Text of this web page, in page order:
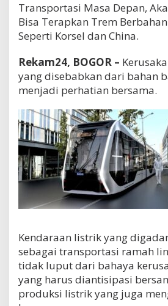
Transportasi Masa Depan,
Bisa Terapkan Trem
Seperti Korsel dan China.
Rekam24, BOGOR –
yang disebabkan dari bahan
menjadi perhatian bersama.
Kendaraan listrik yang
sebagai transportasi ramah
tidak luput dari bahaya
yang harus diantisipasi
produksi listrik yang juga